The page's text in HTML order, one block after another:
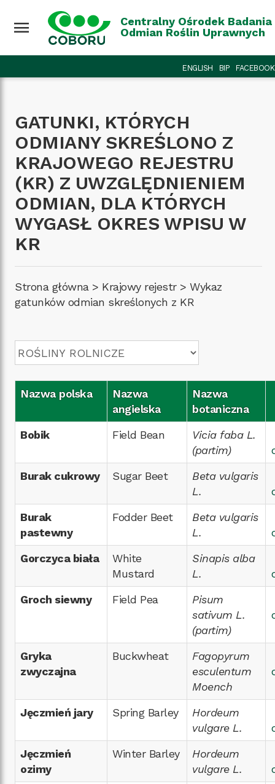
menu
Centralny Ośrodek Badania
Odmian Roślin Uprawnych
ENGLISH BIP FACEBOOK
GATUNKI, KTÓRYCH
ODMIANY SKREŚLONO Z
KRAJOWEGO REJESTRU
(KR) Z UWZGLĘDNIENIEM
ODMIAN, DLA KTÓRYCH
WYGASŁ OKRES WPISU W
KR
Strona główna> Krajowy rejestr> Wykaz
gatunków odmian skreślonych z KR
Nazwa polska
Nazwa
angielska
Nazwa
botaniczna
Bobik
Field Bean
Vicia faba L.
(partim)
Burak cukrowy
Sugar Beet
Beta vulgaris
L.
Burak
pastewny
Fodder Beet
Beta vulgaris
L.
Gorczyca biała
White
Mustard
Sinapis alba
L.
Groch siewny
Field Pea
Pisum
sativum L.
(partim)
Gryka
zwyczajna
Buckwheat
Fagopyrum
esculentum
Moench
Jęczmień jary Spring Barley
Hordeum
vulgare L.
Jęczmień
ozimy
Winter Barley
Hordeum
vulgare L.